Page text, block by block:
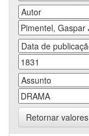
Retornar valores